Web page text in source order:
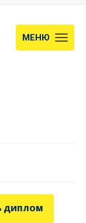
МЕНЮ
ДИПЛОМ